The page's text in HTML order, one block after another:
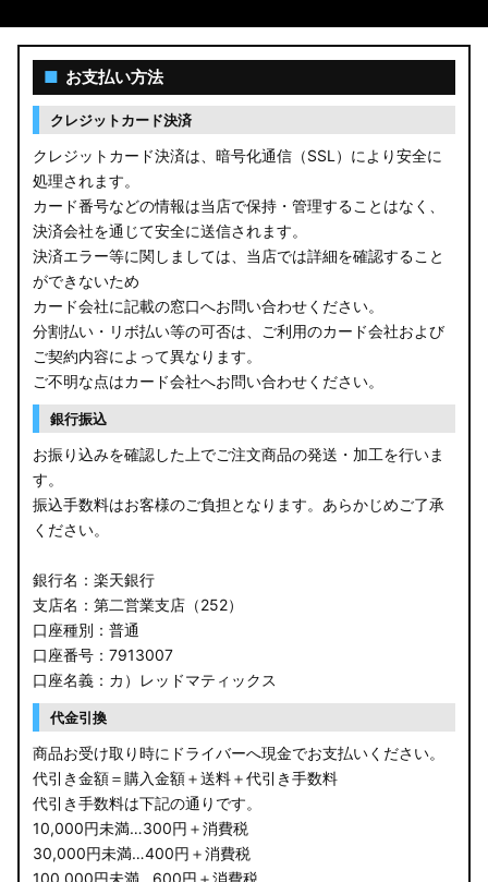
■ お支払い方法
クレジットカード決済
クレジットカード決済は、暗号化通信（SSL）により安全に
処理されます。
カード番号などの情報は当店で保持・管理することはなく、
決済会社を通じて安全に送信されます。
決済エラー等に関しましては、当店では詳細を確認すること
ができないため
カード会社に記載の窓口へお問い合わせください。
分割払い・リボ払い等の可否は、ご利用のカード会社および
ご契約内容によって異なります。
ご不明な点はカード会社へお問い合わせください。
銀行振込
お振り込みを確認した上でご注文商品の発送・加工を行いま
す。
振込手数料はお客様のご負担となります。あらかじめご了承
ください。
銀行名：楽天銀行
支店名：第二営業支店（252）
口座種別：普通
口座番号：7913007
口座名義：カ）レッドマティックス
代金引換
商品お受け取り時にドライバーへ現金でお支払いください。
代引き金額＝購入金額＋送料＋代引き手数料
代引き手数料は下記の通りです。
10,000円未満…300円＋消費税
30,000円未満…400円＋消費税
100,000円未満…600円＋消費税